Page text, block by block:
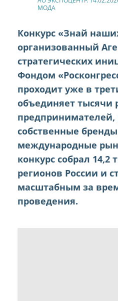
МОДА
Конкурс «Знай
организованный
стратегических
Фондом
проходит уже в
объединяет тысячи
собственные
международные
конкурс собрал 14,2
регионов России и
масштабным за
проведения.